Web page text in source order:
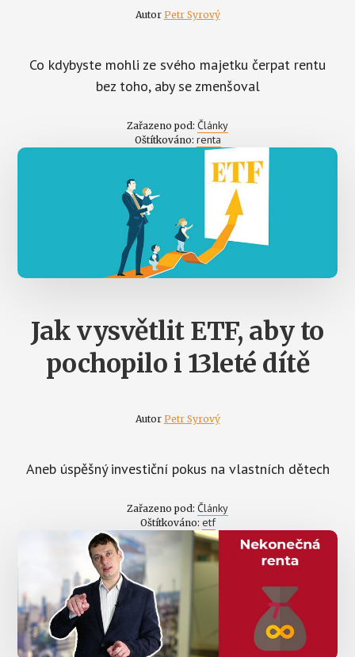
Autor Petr Syrový
Co kdybyste mohli ze svého majetku čerpat rentu
bez toho, aby se zmenšoval
Zařazeno pod: Články
Oštítkováno: renta
Jak vysvětlit ETF, aby to
pochopilo i 13leté dítě
Autor Petr Syrový
Aneb úspěšný investiční pokus na vlastních dětech
Zařazeno pod: Články
Oštítkováno: etf